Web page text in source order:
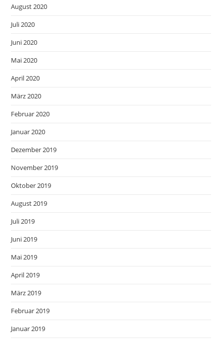
August 2020
Juli 2020
Juni 2020
Mai 2020
April 2020
März 2020
Februar 2020
Januar 2020
Dezember 2019
November 2019
Oktober 2019
August 2019
Juli 2019
Juni 2019
Mai 2019
April 2019
März 2019
Februar 2019
Januar 2019